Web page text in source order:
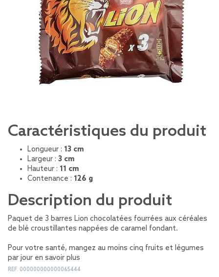
Caractéristiques du produit
Longueur : 13 cm
Largeur : 3 cm
Hauteur : 11 cm
Contenance : 126 g
Description du produit
Paquet de 3 barres Lion chocolatées fourrées aux céréales
de blé croustillantes nappées de caramel fondant.
Pour votre santé, mangez au moins cinq fruits et légumes
par jour en savoir plus
REF. 000000000000065444